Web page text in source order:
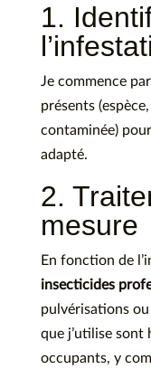
1.
Je commence
présents
contaminée)
adapté.
2.
mesure
En fonction de
insecticides
pulvérisations
que j’utilise sont
occupants, y